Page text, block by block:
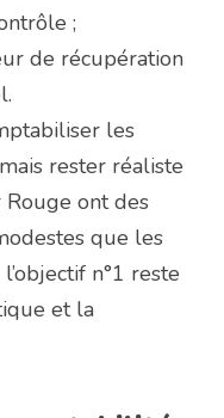
;
de récupération
les
rester réaliste
ont des
que les
n°1 reste
et la